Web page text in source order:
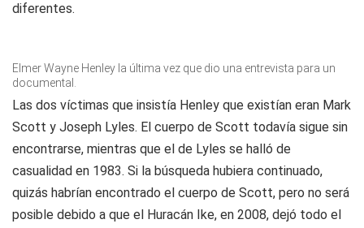
diferentes.
Elmer Wayne Henley la última vez que dio una entrevista para un
documental.
Las dos víctimas que insistía Henley que existían eran Mark
Scott y Joseph Lyles. El cuerpo de Scott todavía sigue sin
encontrarse, mientras que el de Lyles se halló de
casualidad en 1983. Si la búsqueda hubiera continuado,
quizás habrían encontrado el cuerpo de Scott, pero no será
posible debido a que el Huracán Ike, en 2008, dejó todo el